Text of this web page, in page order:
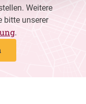
Weitere
bitte unserer
.